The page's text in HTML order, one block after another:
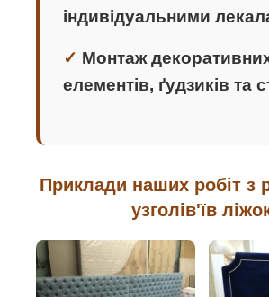
індивідуальними
Монтаж
елементів, ґудзиків та
Приклади наших робіт з
узголів'їв